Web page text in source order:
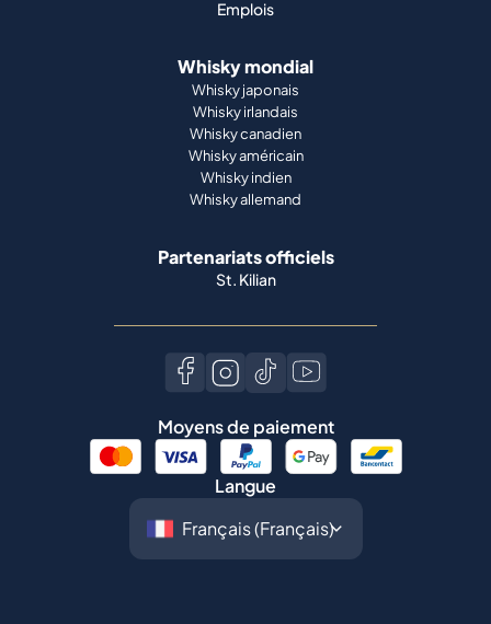
Emplois
Whisky mondial
Whisky japonais
Whisky irlandais
Whisky canadien
Whisky américain
Whisky indien
Whisky allemand
Partenariats officiels
St. Kilian
Moyens de paiement
Langue